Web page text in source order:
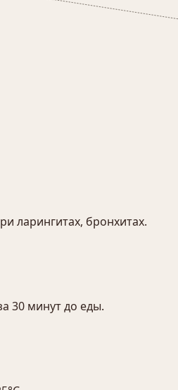
ларингитах, бронхитах.
30 минут до еды.